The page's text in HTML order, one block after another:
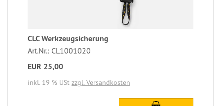
CLC Werkzeugsicherung
Art.Nr.: CL1001020
EUR 25,00
inkl. 19 % USt zzgl. Versandkosten